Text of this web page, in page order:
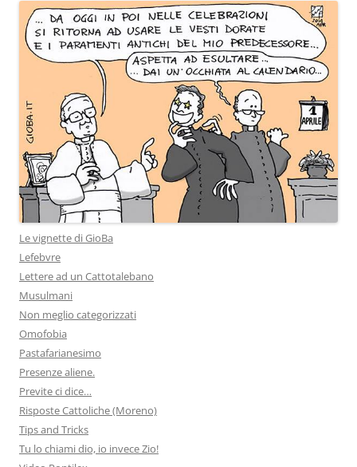
Le vignette di GioBa
Lefebvre
Lettere ad un Cattotalebano
Musulmani
Non meglio categorizzati
Omofobia
Pastafarianesimo
Presenze aliene.
Previte ci dice…
Risposte Cattoliche (Moreno)
Tips and Tricks
Tu lo chiami dio, io invece Zio!